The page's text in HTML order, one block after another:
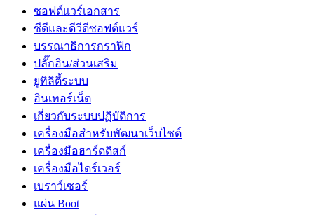
ซอฟต์แวร์เอกสาร
ซีดีและดีวีดีซอฟต์แวร์
บรรณาธิการกราฟิก
ปลั๊กอิน/ส่วนเสริม
ยูทิลิตี้ระบบ
อินเทอร์เน็ต
เกี่ยวกับระบบปฏิบัติการ
เครื่องมือสำหรับพัฒนาเว็บไซต์
เครื่องมือฮาร์ดดิสก์
เครื่องมือไดร์เวอร์
เบราว์เซอร์
แผ่น Boot